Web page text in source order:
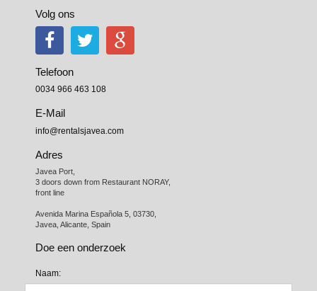
Volg ons
Telefoon
0034 966 463 108
E-Mail
info@rentalsjavea.com
Adres
Javea Port,
3 doors down from Restaurant NORAY,
front line
Avenida Marina Española 5, 03730,
Javea, Alicante, Spain
Doe een onderzoek
Naam: